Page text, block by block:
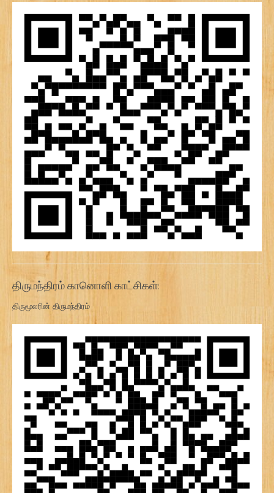
திருமந்திரம் கானொளி காட்சிகள்:
திருமூலரின் திருமந்திரம்